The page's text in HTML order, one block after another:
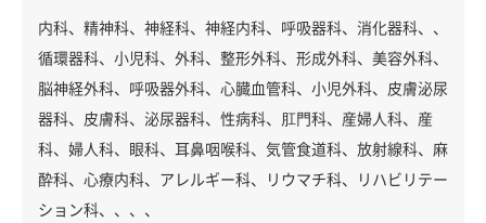
内科、精神科、神経科、神経内科、呼吸器科、消化器科、、
循環器科、小児科、外科、整形外科、形成外科、美容外科、
脳神経外科、呼吸器外科、心臓血管科、小児外科、皮膚泌尿
器科、皮膚科、泌尿器科、性病科、肛門科、産婦人科、産
科、婦人科、眼科、耳鼻咽喉科、気管食道科、放射線科、麻
酔科、心療内科、アレルギー科、リウマチ科、リハビリテー
ション科、、、、